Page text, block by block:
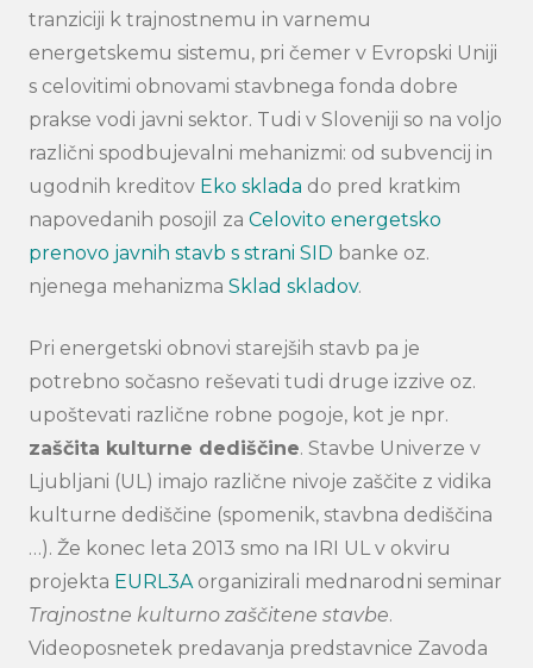
tranziciji k trajnostnemu in varnemu
energetskemu sistemu, pri čemer v Evropski Uniji
s celovitimi obnovami stavbnega fonda dobre
prakse vodi javni sektor. Tudi v Sloveniji so na voljo
različni spodbujevalni mehanizmi: od subvencij in
ugodnih kreditov Eko sklada do pred kratkim
napovedanih posojil za Celovito energetsko
prenovo javnih stavb s strani SID banke oz.
njenega mehanizma Sklad skladov.
Pri energetski obnovi starejših stavb pa je
potrebno sočasno reševati tudi druge izzive oz.
upoštevati različne robne pogoje, kot je npr.
zaščita kulturne dediščine. Stavbe Univerze v
Ljubljani (UL) imajo različne nivoje zaščite z vidika
kulturne dediščine (spomenik, stavbna dediščina
…). Že konec leta 2013 smo na IRI UL v okviru
projekta EURL3A organizirali mednarodni seminar
Trajnostne kulturno zaščitene stavbe.
Videoposnetek predavanja predstavnice Zavoda